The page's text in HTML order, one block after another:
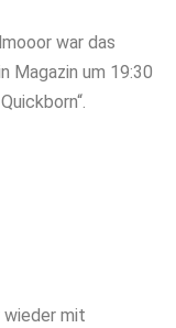
war das
Magazin um 19:30
wieder mit